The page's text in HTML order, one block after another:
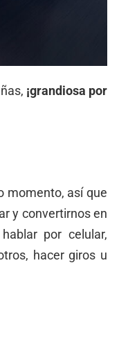
¡grandiosa por
momento, así que
y convertirnos en
por celular,
hacer giros u